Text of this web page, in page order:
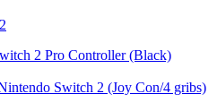
2 Pro Controller (Black)
Switch 2 (Joy Con/4 gribs)